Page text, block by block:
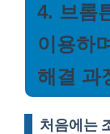
4. 브롬
이용하
해결 과
처음에는